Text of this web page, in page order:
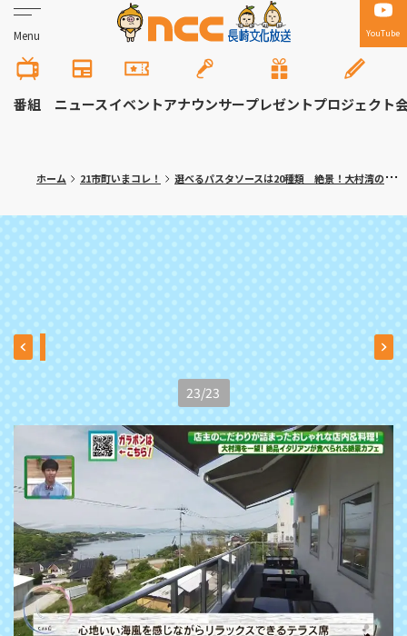
Menu YouTube
番組 ニュースイベントアナウンサープレゼントプロジェクト
ホーム 21市町いまコレ！ 選べるパスタソースは20種類 絶景！大村湾のイタリアンカフェ 川棚町「アッコリエンテ・カフェ」
23/23